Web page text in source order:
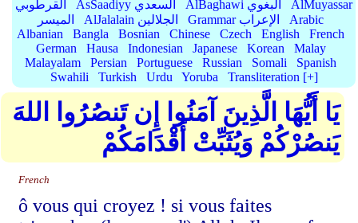
القرطوبي AsSaadiyy السعدي AlBaghawi البغوي
AlMuyassar
الميسر
AlJalalain الجلالين Grammar الإعراب
Arabic
Albanian
Bangla Bosnian Chinese Czech English
French
German
Hausa Indonesian Japanese Korean
Malay
Malayalam
Persian Portuguese Russian Somali
Spanish
Swahili
Turkish Urdu Yoruba Transliteration [+]
يَا أَيُّهَا الَّذِينَ آمَنُوا إِن تَنصُرُوا اللهَ
يَنصُرْكُمْ وَيُثَبِّتْ أَقْدَامَكُمْ
French
ô vous qui croyez ! si vous faites